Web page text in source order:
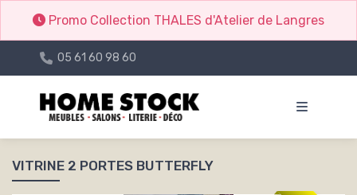
Promo Collection THALES d'Atelier de Langres
05 61 60 98 60
VITRINE 2 PORTES BUTTERFLY